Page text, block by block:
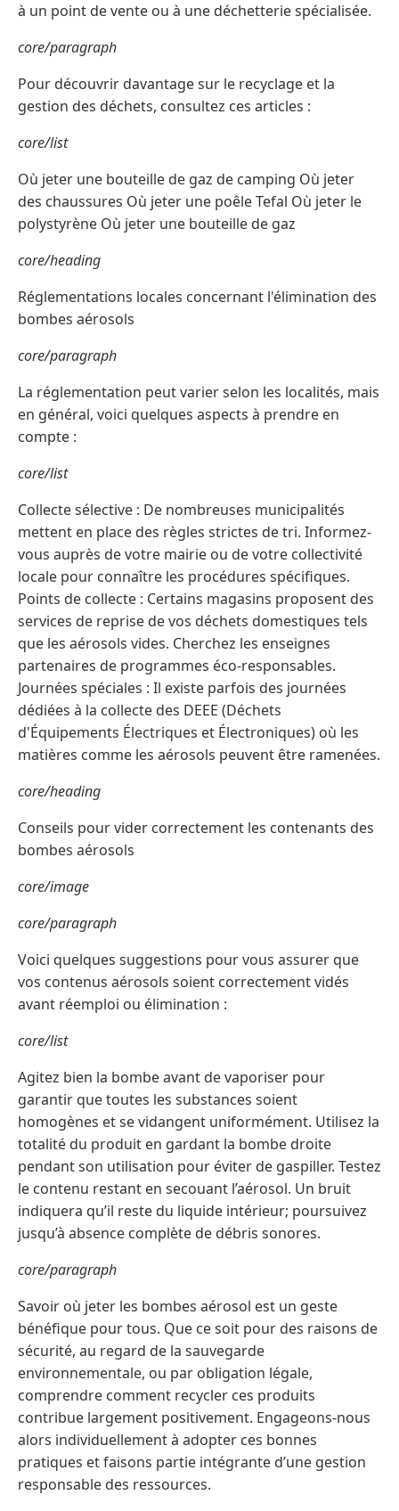
à un point de vente ou à une déchetterie spécialisée.
core/paragraph
Pour découvrir davantage sur le recyclage et la
gestion des déchets, consultez ces articles :
core/list
Où jeter une bouteille de gaz de camping Où jeter
des chaussures Où jeter une poêle Tefal Où jeter le
polystyrène Où jeter une bouteille de gaz
core/heading
Réglementations locales concernant l'élimination des
bombes aérosols
core/paragraph
La réglementation peut varier selon les localités, mais
en général, voici quelques aspects à prendre en
compte :
core/list
Collecte sélective : De nombreuses municipalités
mettent en place des règles strictes de tri. Informez-
vous auprès de votre mairie ou de votre collectivité
locale pour connaître les procédures spécifiques.
Points de collecte : Certains magasins proposent des
services de reprise de vos déchets domestiques tels
que les aérosols vides. Cherchez les enseignes
partenaires de programmes éco-responsables.
Journées spéciales : Il existe parfois des journées
dédiées à la collecte des DEEE (Déchets
d'Équipements Électriques et Électroniques) où les
matières comme les aérosols peuvent être ramenées.
core/heading
Conseils pour vider correctement les contenants des
bombes aérosols
core/image
core/paragraph
Voici quelques suggestions pour vous assurer que
vos contenus aérosols soient correctement vidés
avant réemploi ou élimination :
core/list
Agitez bien la bombe avant de vaporiser pour
garantir que toutes les substances soient
homogènes et se vidangent uniformément. Utilisez la
totalité du produit en gardant la bombe droite
pendant son utilisation pour éviter de gaspiller. Testez
le contenu restant en secouant l’aérosol. Un bruit
indiquera qu’il reste du liquide intérieur; poursuivez
jusqu’à absence complète de débris sonores.
core/paragraph
Savoir où jeter les bombes aérosol est un geste
bénéfique pour tous. Que ce soit pour des raisons de
sécurité, au regard de la sauvegarde
environnementale, ou par obligation légale,
comprendre comment recycler ces produits
contribue largement positivement. Engageons-nous
alors individuellement à adopter ces bonnes
pratiques et faisons partie intégrante d’une gestion
responsable des ressources.